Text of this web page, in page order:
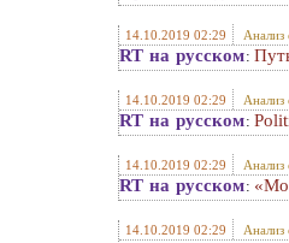
14.10.2019 02:29 Анализ
RT на русском:
14.10.2019 02:29 Анализ
RT на русском:
14.10.2019 02:29 Анализ
RT на русском:
14.10.2019 02:29 Анализ